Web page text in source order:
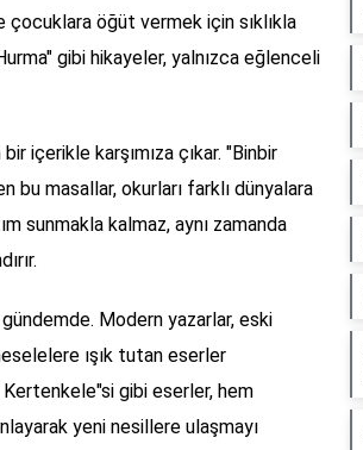
çocuklara öğüt vermek için sıklıkla
gibi hikayeler, yalnızca eğlenceli
içerikle karşımıza çıkar. "Binbir
bu masallar, okurları farklı dünyalara
sunmakla kalmaz, aynı zamanda
Modern yazarlar, eski
ışık tutan eserler
gibi eserler, hem
yeni nesillere ulaşmayı